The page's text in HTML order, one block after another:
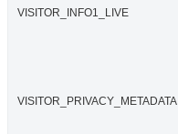
VISITOR_INFO1_LIVE
VISITOR_PRIVACY_METADATA